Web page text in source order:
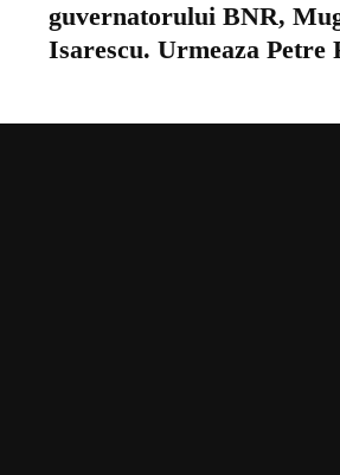
guvernatorului BNR,
Isarescu. Urmeaza Petre